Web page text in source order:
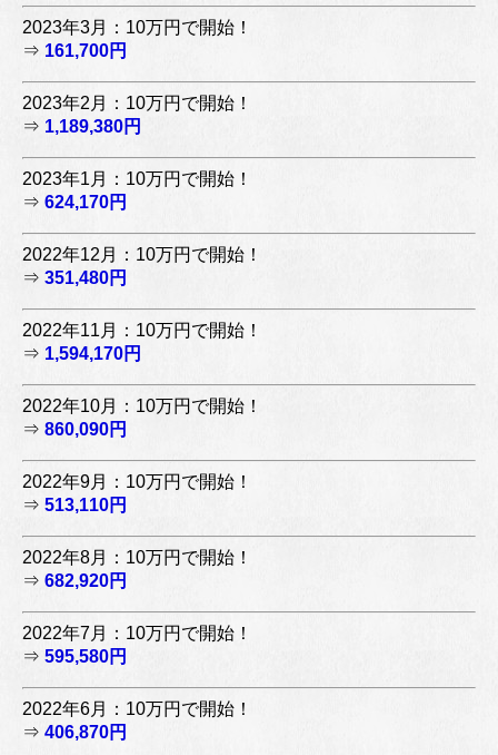
2023年3月：10万円で開始！
⇒ 161,700円
2023年2月：10万円で開始！
⇒ 1,189,380円
2023年1月：10万円で開始！
⇒ 624,170円
2022年12月：10万円で開始！
⇒ 351,480円
2022年11月：10万円で開始！
⇒ 1,594,170円
2022年10月：10万円で開始！
⇒ 860,090円
2022年9月：10万円で開始！
⇒ 513,110円
2022年8月：10万円で開始！
⇒ 682,920円
2022年7月：10万円で開始！
⇒ 595,580円
2022年6月：10万円で開始！
⇒ 406,870円